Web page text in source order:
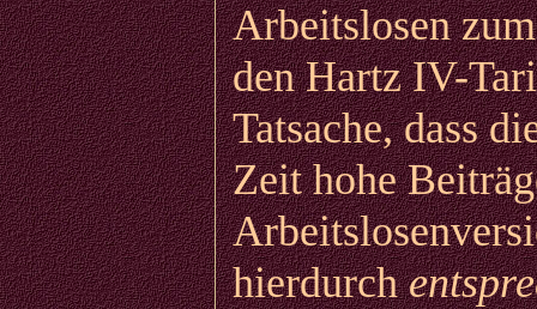
Arbeitslosen
den Hartz IV-
Tatsache, dass
Zeit hohe
hierdurch